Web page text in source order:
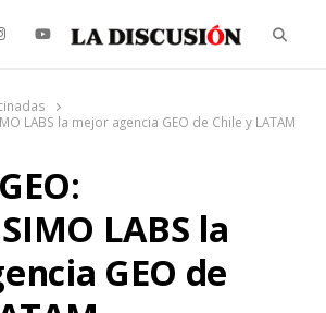
LABS la mejor agencia GEO de Chile y LATAM
LABS la
GEO de